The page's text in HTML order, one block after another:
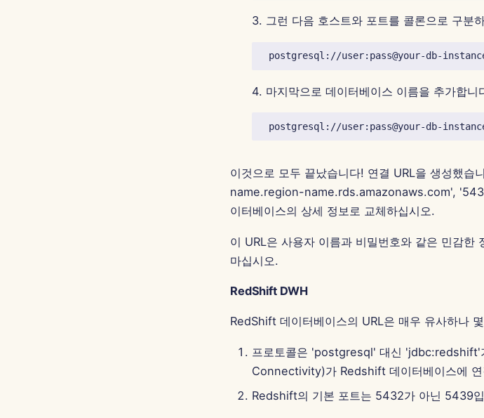
3. 그런 다음 호스트와 포트를 콜론으로 구분
4. 마지막으로 데이터베이스 이름을 추가합니
이것으로 모두 끝났습니다! 연결 URL을 생성했
name.region-name.rds.amazonaws.com',
이터베이스의 상세 정보로 교체하십시오.
이 URL은 사용자 이름과 비밀번호와 같은 민감한
마십시오.
RedShift DWH
RedShift 데이터베이스의 URL은 매우 유사하나
프로토콜은 'postgresql' 대신 'jdbc:redshift'
Connectivity)가 Redshift 데이터베이스에 연
Redshift의 기본 포트는 5432가 아닌 5439